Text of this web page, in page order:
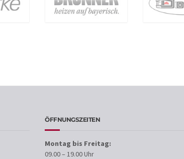
ÖFFNUNGSZEITEN
Montag bis Freitag:
09.00 – 19.00 Uhr